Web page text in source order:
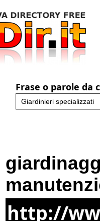
Frase o parole da
http://